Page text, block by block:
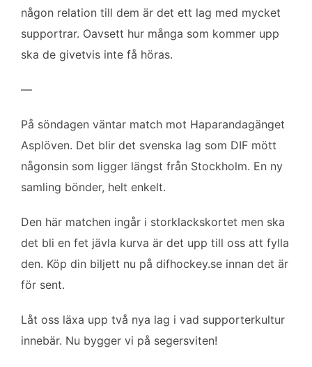
någon relation till dem är det ett lag med mycket
supportrar. Oavsett hur många som kommer upp
ska de givetvis inte få höras.
—
På söndagen väntar match mot Haparandagänget
Asplöven. Det blir det svenska lag som DIF mött
någonsin som ligger längst från Stockholm. En ny
samling bönder, helt enkelt.
Den här matchen ingår i storklackskortet men ska
det bli en fet jävla kurva är det upp till oss att fylla
den. Köp din biljett nu på difhockey.se innan det är
för sent.
Låt oss läxa upp två nya lag i vad supporterkultur
innebär. Nu bygger vi på segersviten!